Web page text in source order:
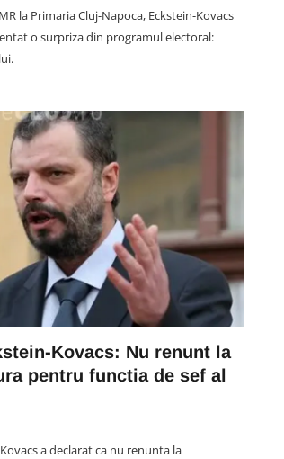
la Primaria Cluj-Napoca, Eckstein-Kovacs
o surpriza din programul electoral:
Kovacs: Nu renunt la
pentru functia de sef al
a declarat ca nu renunta la
în Florești. Pasagera din
taxiul implicat în impactul cu o
mașină a fost rănită. A fost
extrasă de pompieri din taxi
07 August 00:45